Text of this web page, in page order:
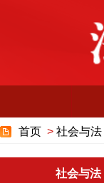
首页 > 社会与法
社会与法